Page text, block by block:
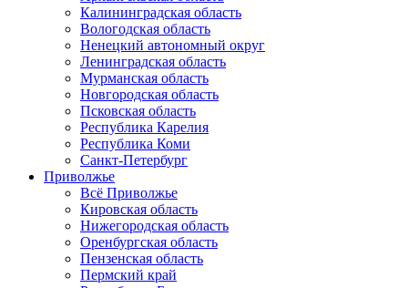
Калининградская область
Вологодская область
Ненецкий автономный округ
Ленинградская область
Мурманская область
Новгородская область
Псковская область
Республика Карелия
Республика Коми
Санкт-Петербург
Приволжье
Всё Приволжье
Кировская область
Нижегородская область
Оренбургская область
Пензенская область
Пермский край